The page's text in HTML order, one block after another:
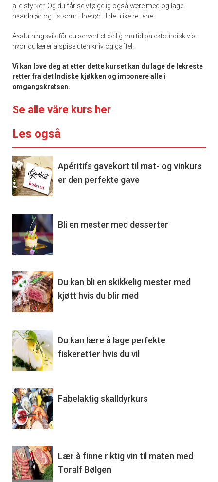
alle styrker. Og du får selvfølgelig også være med og lage
naanbrød og ris som tilbehør til de ulike rettene.
Avslutningsvis får du servert et deilig måltid på ekte indisk vis
hvor du lærer å spise uten kniv og gaffel.
Vi kan love deg at etter dette kurset kan du lage de lekreste
retter fra det Indiske kjøkken og imponere alle i
omgangskretsen.
Se alle våre kurs her
Les også
Apéritifs gavekort til mat- og vinkurs
er den perfekte gave
Bli en mester med desserter
Du kan bli en skikkelig mester med
kjøtt hvis du blir med
Du kan lære å lage perfekte
fiskeretter hvis du vil
Fabelaktig skalldyrkurs
Lær å finne riktig vin til maten med
Toralf Bølgen